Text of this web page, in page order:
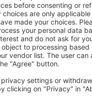
1,3 mil. de opţiuni: hoteluri,
altele.
hoteluri de către
ale Americii - Orașe